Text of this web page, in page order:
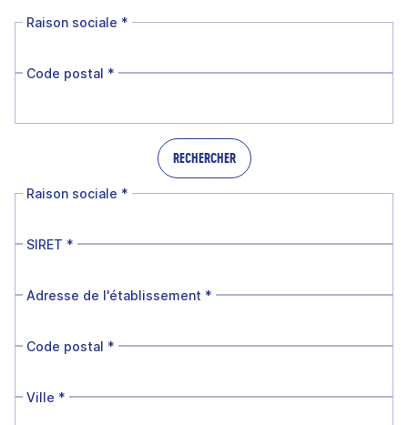
Raison sociale *
Code postal *
RECHERCHER
Raison sociale *
SIRET *
Adresse de l'établissement *
Code postal *
Ville *